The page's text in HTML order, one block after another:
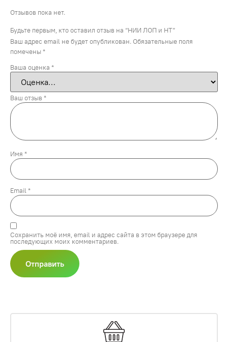
Отзывов пока нет.
Будьте первым, кто оставил отзыв на “НИИ ЛОП и НТ”
Ваш адрес email не будет опубликован. Обязательные поля
помечены *
Ваша оценка *
Ваш отзыв *
Имя *
Email *
Сохранить моё имя, email и адрес сайта в этом браузере для
последующих моих комментариев.